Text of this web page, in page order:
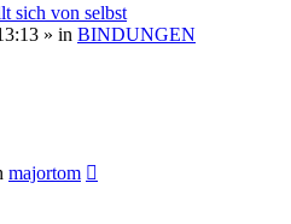
sich von selbst
» in BINDUNGEN
majortom